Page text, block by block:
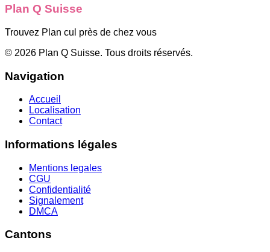
Plan Q Suisse
Trouvez Plan cul près de chez vous
© 2026 Plan Q Suisse. Tous droits réservés.
Navigation
Accueil
Localisation
Contact
Informations légales
Mentions legales
CGU
Confidentialité
Signalement
DMCA
Cantons